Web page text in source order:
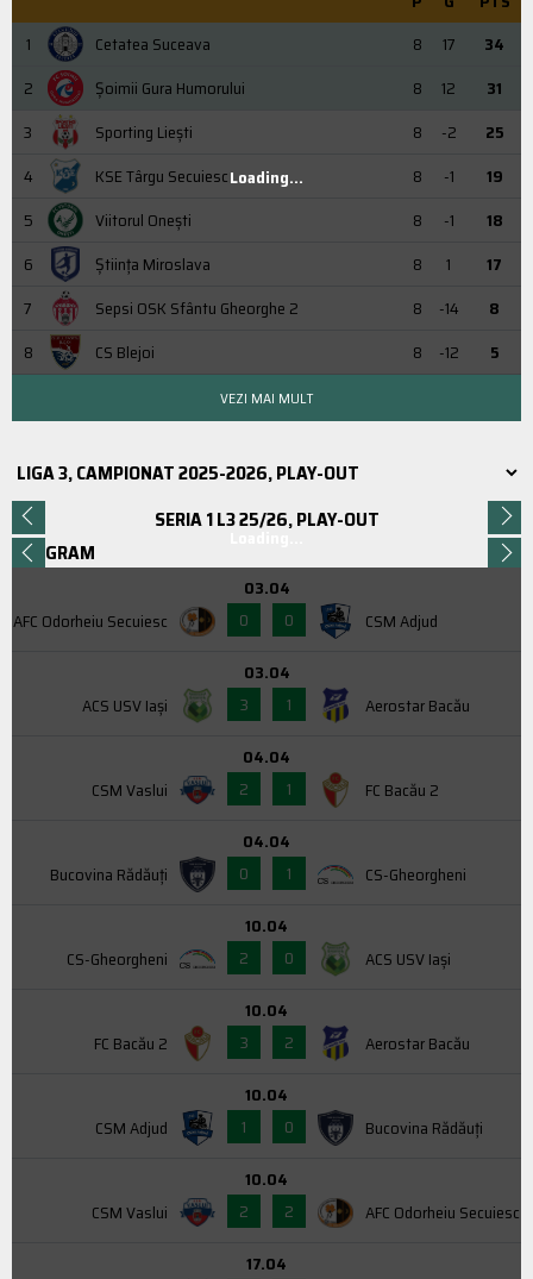
1
Cetatea Suceava 8 17
34
2
Şoimii Gura Humorului 8 12
31
3
Sporting Liești 8 -2
25
4
KSE Târgu Secuiesc 8 -1
19
5
Viitorul Onești 8 -1
18
6
Știința Miroslava 8 1
17
7
Sepsi OSK Sfântu Gheorghe 2 8 -14
8
8
CS Blejoi 8 -12 5
Loading...
VEZI MAI MULT
SERIA 1 L3 25/26, PLAY-OUT
PROGRAM
AFC Odorheiu Secuiesc
03.04
0
0 CSM Adjud
ACS USV Iaşi
03.04
3
1 Aerostar Bacău
CSM Vaslui
04.04
2
1 FC Bacău 2
Bucovina Rădăuți
04.04
0
1 CS-Gheorgheni
CS-Gheorgheni
10.04
2
0 ACS USV Iaşi
FC Bacău 2
10.04
3
2 Aerostar Bacău
CSM Adjud
10.04
1
0 Bucovina Rădăuți
CSM Vaslui
10.04
2
2 AFC Odorheiu Secuiesc
17.04